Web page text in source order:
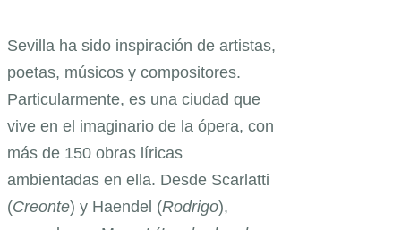
Sevilla ha sido inspiración de artistas,
poetas, músicos y compositores.
Particularmente, es una ciudad que
vive en el imaginario de la ópera, con
más de 150 obras líricas
ambientadas en ella. Desde Scarlatti
(Creonte) y Haendel (Rodrigo),